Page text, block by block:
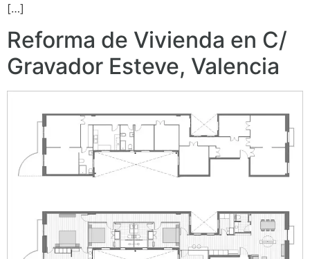
[…]
Reforma de Vivienda en C/
Gravador Esteve, Valencia